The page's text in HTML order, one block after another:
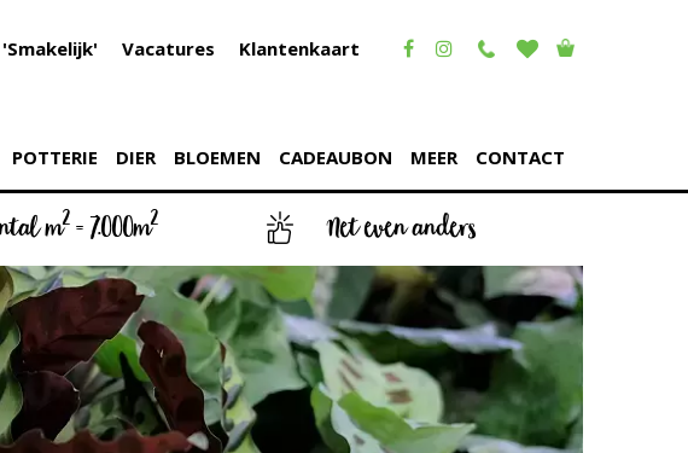
m2= 7.000m2 Net even anders
'Smakelijk' Vacatures Klantenkaart
POTTERIE DIER BLOEMEN CADEAUBON MEER CONTACT